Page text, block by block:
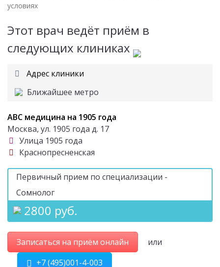
условиях
Этот врач ведёт приём в
следующих клиниках
Адрес клиники
Ближайшее метро
ABC медицина на 1905 года
Москва, ул. 1905 года д. 17
Улица 1905 года
Краснопресненская
Первичный прием по специализации -
Сомнолог
2800 руб.
Записаться на приём онлайн
или
+7 (495)001-4-003